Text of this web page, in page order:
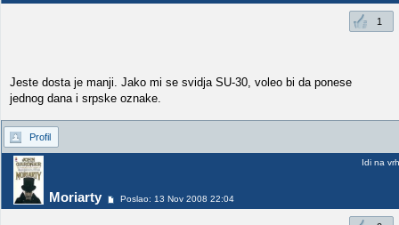
1
Jeste dosta je manji. Jako mi se svidja SU-30, voleo bi da ponese
jednog dana i srpske oznake.
Profil
Moriarty Poslao: 13 Nov 2008 22:04
Idi na vrh